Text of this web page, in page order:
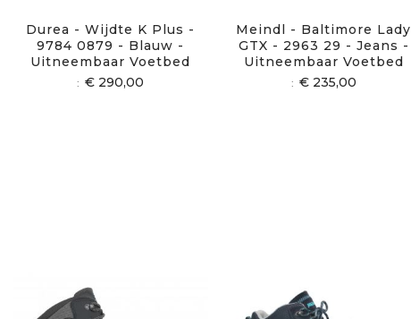
Durea - Wijdte K Plus -
9784 0879 - Blauw -
Uitneembaar Voetbed
€ 290,00
Meindl - Baltimore Lady
GTX - 2963 29 - Jeans -
Uitneembaar Voetbed
€ 235,00